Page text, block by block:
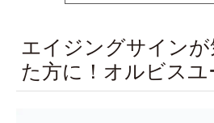
エイジングサイン
た方に！オルビス